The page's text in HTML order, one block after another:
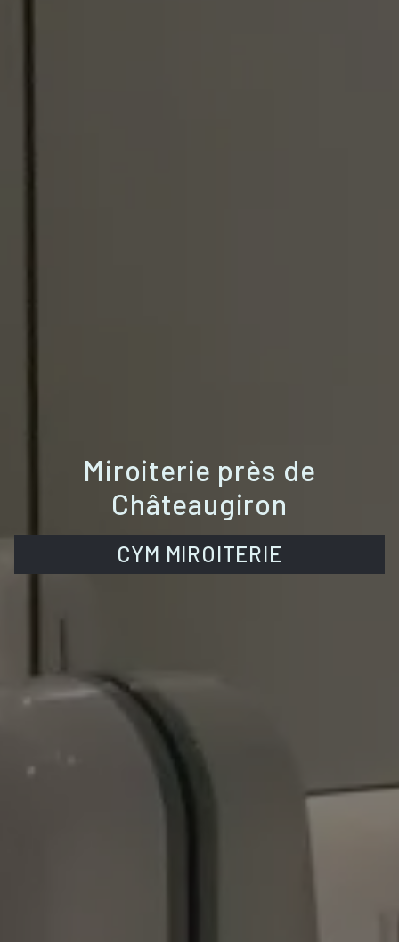
Miroiterie près de
Châteaugiron
CYM MIROITERIE